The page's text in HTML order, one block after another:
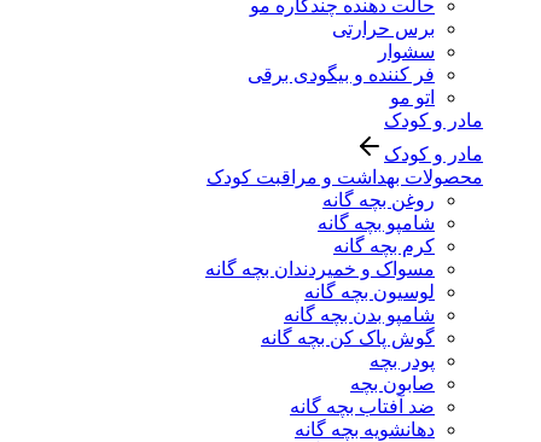
حالت دهنده چندکاره مو
برس حرارتی
سشوار
فر کننده و بیگودی برقی
اتو مو
مادر و کودک
مادر و کودک
محصولات بهداشت و مراقبت کودک
روغن بچه گانه
شامپو بچه گانه
کرم بچه گانه
مسواک و خمیردندان بچه گانه
لوسیون بچه گانه
شامپو بدن بچه گانه
گوش پاک کن بچه گانه
پودر بچه
صابون بچه
ضد آفتاب بچه گانه
دهانشویه بچه گانه